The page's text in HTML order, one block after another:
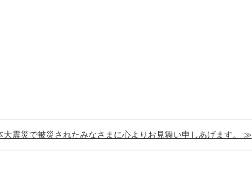
大震災で被災されたみなさまに心よりお見舞い申しあげます。 ≫